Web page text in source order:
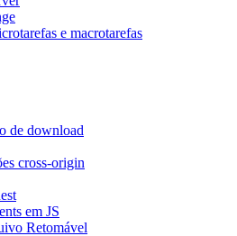
e macrotarefas
de download
cross-origin
em JS
Retomável